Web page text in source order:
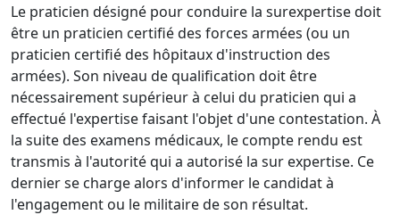
Le praticien désigné pour conduire la surexpertise doit
être un praticien certifié des forces armées (ou un
praticien certifié des hôpitaux d'instruction des
armées). Son niveau de qualification doit être
nécessairement supérieur à celui du praticien qui a
effectué l'expertise faisant l'objet d'une contestation. À
la suite des examens médicaux, le compte rendu est
transmis à l'autorité qui a autorisé la sur expertise. Ce
dernier se charge alors d'informer le candidat à
l'engagement ou le militaire de son résultat.